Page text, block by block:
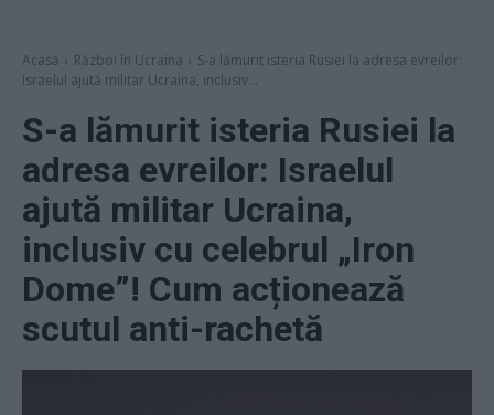
Acasă Război în Ucraina
S-a lămurit isteria Rusiei la adresa evreilor:
Israelul ajută militar Ucraina, inclusiv...
S-a lămurit isteria Rusiei la
adresa evreilor: Israelul
ajută militar Ucraina,
inclusiv cu celebrul „Iron
Dome”! Cum acționează
scutul anti-rachetă